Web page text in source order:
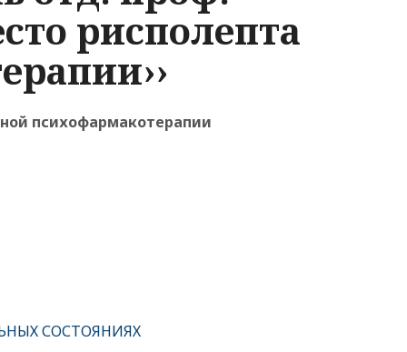
рисполепта
психофармакотерапии
СОСТОЯНИЯХ